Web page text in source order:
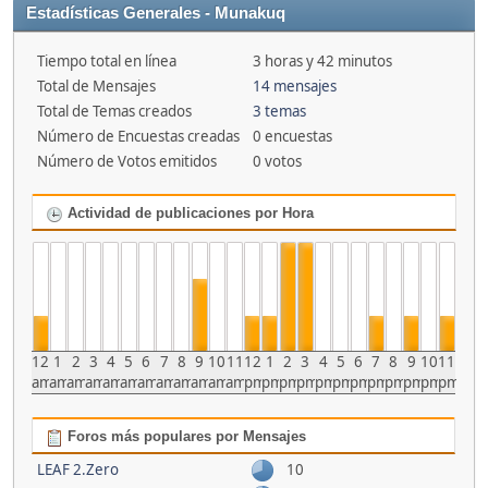
Estadísticas Generales - Munakuq
Tiempo total en línea
3 horas y 42 minutos
Total de Mensajes
14 mensajes
Total de Temas creados
3 temas
Número de Encuestas creadas
0 encuestas
Número de Votos emitidos
0 votos
Actividad de publicaciones por Hora
12
am
1
am
2
am
3
am
4
am
5
am
6
am
7
am
8
am
9
am
10
am
11
am
12
pm
1
pm
2
pm
3
pm
4
pm
5
pm
6
pm
7
pm
8
pm
9
pm
10
pm
11
pm
Foros más populares por Mensajes
LEAF 2.Zero
10